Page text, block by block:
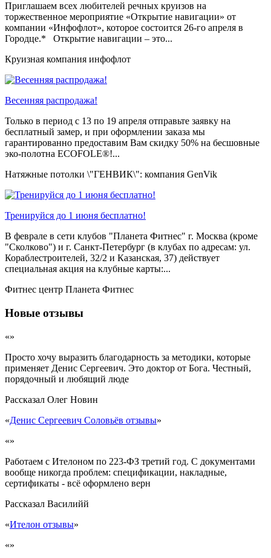
Приглашаем всех любителей речных круизов на
торжественное мероприятие «Открытие навигации» от
компании «Инфофлот», которое состоится 26-го апреля в
Городце.* Открытие навигации – это...
Круизная компания инфофлот
Весенняя распродажа!
Только в период c 13 по 19 апреля отправьте заявку на
бесплатный замер, и при оформлении заказа мы
гарантированно предоставим Вам скидку 50% на бесшовные
эко-полотна ECOFOLE®!...
Натяжные потолки \"ГЕНВИК\": компания GenVik
Тренируйся до 1 июня бесплатно!
В феврале в сети клубов "Планета Фитнес" г. Москва (кроме
"Сколково") и г. Санкт-Петербург (в клубах по адресам: ул.
Кораблестроителей, 32/2 и Казанская, 37) действует
специальная акция на клубные карты:...
Фитнес центр Планета Фитнес
Новые отзывы
«»
Просто хочу выразить благодарность за методики, которые
применяет Денис Сергеевич. Это доктор от Бога. Честный,
порядочный и любящий люде
Рассказал Олег Новин
«Денис Сергеевич Соловьёв отзывы»
«»
Работаем с Ителоном по 223-ФЗ третий год. С документами
вообще никогда проблем: спецификации, накладные,
сертификаты - всё оформлено верн
Рассказал Василийй
«Ителон отзывы»
«»